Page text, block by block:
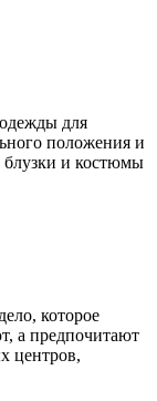
для
положения и
блузки и костюмы
которое
а предпочитают
центров,